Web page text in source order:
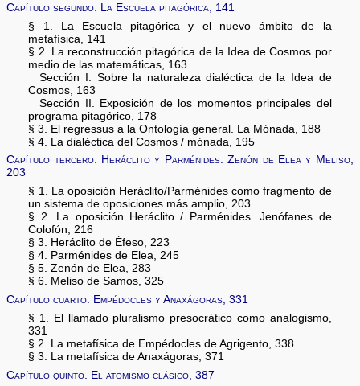
Capítulo segundo. La Escuela pitagórica, 141
§ 1. La Escuela pitagórica y el nuevo ámbito de la
metafísica, 141
§ 2. La reconstrucción pitagórica de la Idea de Cosmos por
medio de las matemáticas, 163
Sección I. Sobre la naturaleza dialéctica de la Idea de
Cosmos, 163
Sección II. Exposición de los momentos principales del
programa pitagórico, 178
§ 3. El regressus a la Ontología general. La Mónada, 188
§ 4. La dialéctica del Cosmos / mónada, 195
Capítulo tercero. Heráclito y Parménides. Zenón de Elea y Meliso,
203
§ 1. La oposición Heráclito/Parménides como fragmento de
un sistema de oposiciones más amplio, 203
§ 2. La oposición Heráclito / Parménides. Jenófanes de
Colofón, 216
§ 3. Heráclito de Éfeso, 223
§ 4. Parménides de Elea, 245
§ 5. Zenón de Elea, 283
§ 6. Meliso de Samos, 325
Capítulo cuarto. Empédocles y Anaxágoras, 331
§ 1. El llamado pluralismo presocrático como analogismo,
331
§ 2. La metafísica de Empédocles de Agrigento, 338
§ 3. La metafísica de Anaxágoras, 371
Capítulo quinto. El atomismo clásico, 387